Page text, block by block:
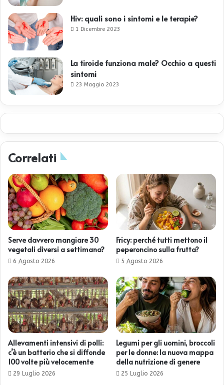
Hiv: quali sono i sintomi e le terapie?
1 Dicembre 2023
La tiroide funziona male? Occhio a questi
sintomi
23 Maggio 2023
Correlati
Serve davvero mangiare 30
vegetali diversi a settimana?
6 Agosto 2026
Fricy: perché tutti mettono il
peperoncino sulla frutta?
5 Agosto 2026
Allevamenti intensivi di polli:
c’è un batterio che si diffonde
100 volte più velocemente
29 Luglio 2026
Legumi per gli uomini, broccoli
per le donne: la nuova mappa
della nutrizione di genere
25 Luglio 2026